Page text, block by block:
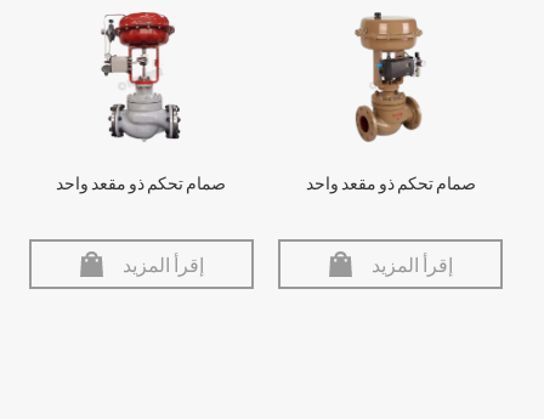
صمام تحكم ذو مقعد واحد
إقرأ المزيد
صمام تحكم ذو مقعد واحد
إقرأ المزيد